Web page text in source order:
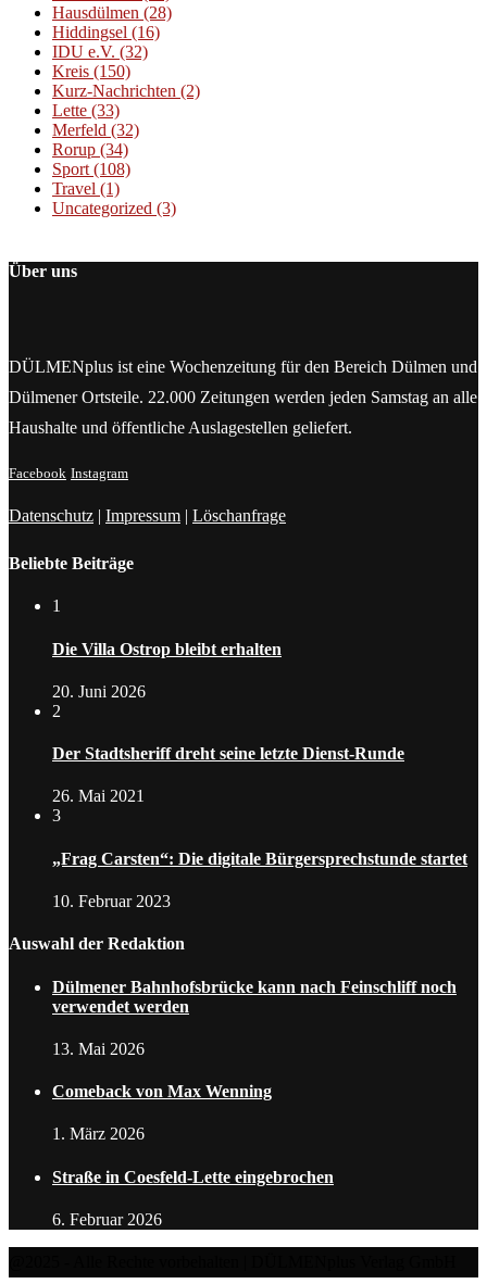
Hausdülmen (28)
Hiddingsel (16)
IDU e.V. (32)
Kreis (150)
Kurz-Nachrichten (2)
Lette (33)
Merfeld (32)
Rorup (34)
Sport (108)
Travel (1)
Uncategorized (3)
Über uns
DÜLMENplus ist eine Wochenzeitung für den Bereich Dülmen und
Dülmener Ortsteile. 22.000 Zeitungen werden jeden Samstag an alle
Haushalte und öffentliche Auslagestellen geliefert.
Facebook Instagram
Datenschutz | Impressum | Löschanfrage
Beliebte Beiträge
1
Die Villa Ostrop bleibt erhalten
20. Juni 2026
2
Der Stadtsheriff dreht seine letzte Dienst-Runde
26. Mai 2021
3
„Frag Carsten“: Die digitale Bürgersprechstunde startet
10. Februar 2023
Auswahl der Redaktion
Dülmener Bahnhofsbrücke kann nach Feinschliff noch
verwendet werden
13. Mai 2026
Comeback von Max Wenning
1. März 2026
Straße in Coesfeld-Lette eingebrochen
6. Februar 2026